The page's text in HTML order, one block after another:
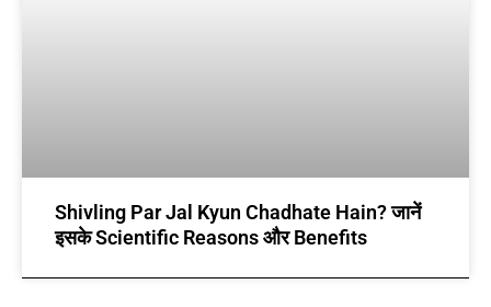
Shivling Par Jal Kyun Chadhate Hain? जानें
इसके Scientific Reasons और Benefits